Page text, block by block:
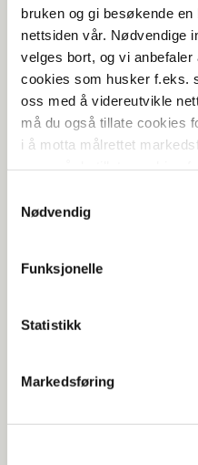
bruken og gi besøkende
nettsiden vår. Nødvendige
velges bort, og vi
cookies som husker f.eks.
oss med å videreutvikle
må du også tillate cookies
i å motta målrettet
Nødvendig
Funksjonelle
Statistikk
Markedsføring
Europris – mer til overs!
Hos Europris finner du
Vi har det du trenger,
rimelig smarte priser. Vi
jernvarer, dyrefor,
smågodt, oppbevaring,
alt til sesongene og mye
Vi er brennende
butikk og det tror vi også
Lørdag: 10-18